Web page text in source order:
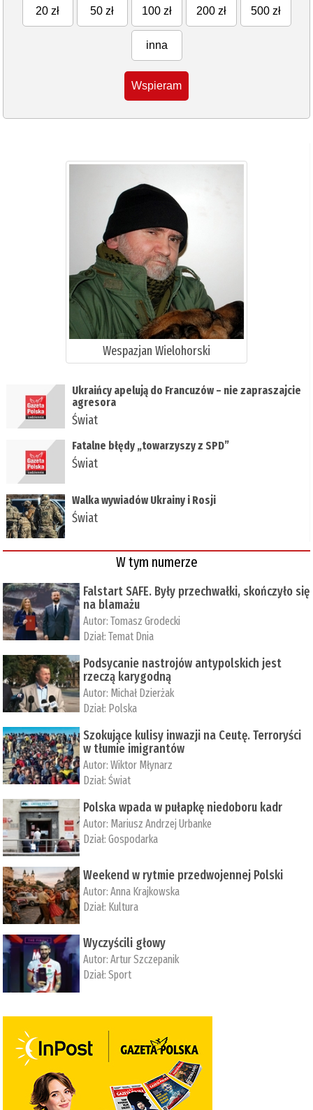
20 zł 50 zł 100 zł 200 zł 500 zł
inna
Wspieram
Wespazjan Wielohorski
Ukraińcy apelują do Francuzów – nie zapraszajcie
agresora
Świat
Fatalne błędy „towarzyszy z SPD”
Świat
Walka wywiadów Ukrainy i Rosji
Świat
W tym numerze
Falstart SAFE. Były przechwałki, skończyło się
na blamażu
Autor:Tomasz Grodecki
Dział:Temat Dnia
Podsycanie nastrojów antypolskich jest
rzeczą karygodną
Autor: Michał Dzierżak
Dział: Polska
Szokujące kulisy inwazji na Ceutę. Terroryści
w tłumie imigrantów
Autor:Wiktor Młynarz
Dział:Świat
Polska wpada w pułapkę niedoboru kadr
Autor: Mariusz Andrzej Urbanke
Dział:Gospodarka
Weekend w rytmie przedwojennej Polski
Autor:Anna Krajkowska
Dział: Kultura
Wyczyścili głowy
Autor:Artur Szczepanik
Dział:Sport